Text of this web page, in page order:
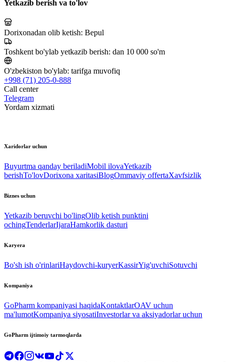
Yetkazib berish va to'lov
Dorixonadan olib ketish: Bepul
Toshkent bo'ylab yetkazib berish: dan 10 000 so'm
O'zbekiston bo'ylab: tarifga muvofiq
+998 (71) 205-0-888
Call center
Telegram
Yordam xizmati
Xaridorlar uchun
Buyurtma qanday beriladiMobil ilovaYetkazib
berishTo'lovDorixona xaritasiBlogOmmaviy offertaXavfsizlik
Biznes uchun
Yetkazib beruvchi bo'lingOlib ketish punktini
ochingTenderlarIjaraHamkorlik dasturi
Karyera
Bo'sh ish o'rinlariHaydovchi-kuryerKassirYig'uvchiSotuvchi
Kompaniya
GoPharm kompaniyasi haqidaKontaktlarOAV uchun
ma'lumotKompaniya siyosatiInvestorlar va aksiyadorlar uchun
GoPharm ijtimoiy tarmoqlarda